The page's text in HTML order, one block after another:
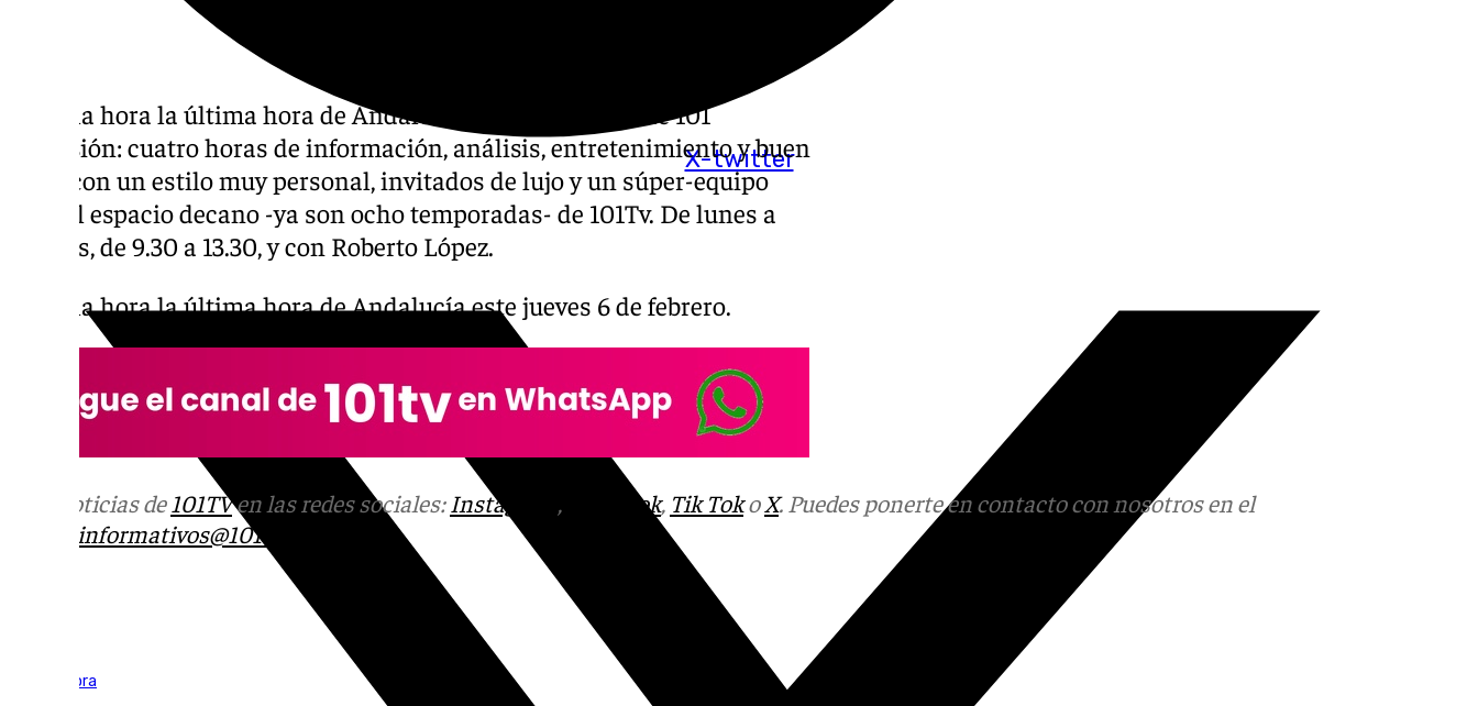
X-twitter
Llegó la hora la última hora de Andalucía, es el magazine de 101
televisión: cuatro horas de información, análisis, entretenimiento y buen
rollo, con un estilo muy personal, invitados de lujo y un súper-equipo
para el espacio decano -ya son ocho temporadas- de 101Tv. De lunes a
viernes, de 9.30 a 13.30, y con Roberto López.
Llegó la hora la última hora deAndalucíaeste jueves 6 de febrero.
Más noticias de 101TVen las redes sociales: Instagram , Facebook, Tik TokoX. Puedes ponerte en contacto con nosotros en el
informativos@101tv.es
Llegó la hora